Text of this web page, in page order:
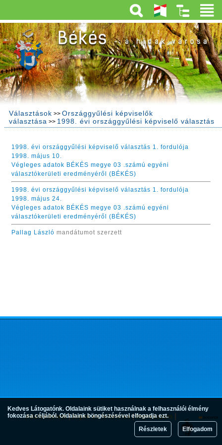
Választások >> Országgyűlési képviselők
választása >> 1998. évi országgyűlési képviselő választás
1998. évi országgyűlési képviselő választás 1. fordulója
1998. május 10.
Végleges adatok BÉKÉS megye 03 .számú egyéni
választókerületi eredményéről (BÉKÉS)
1998. évi országgyűlési képviselő választás 1. fordulója
1998. május 24.
Végleges adatok BÉKÉS megye 03 .számú egyéni
választókerületi eredményéről (BÉKÉS)
Pallag László mandátumot szerzett
Impresszum
Jogok és feltételek
Adatvédelem
Kedves Látogatónk. Oldalaink sütiket használnak a felhasználói élmény
fokozása céljából. Oldalaink böngészésével elfogadja ezt.
Részletek
Elfogadom